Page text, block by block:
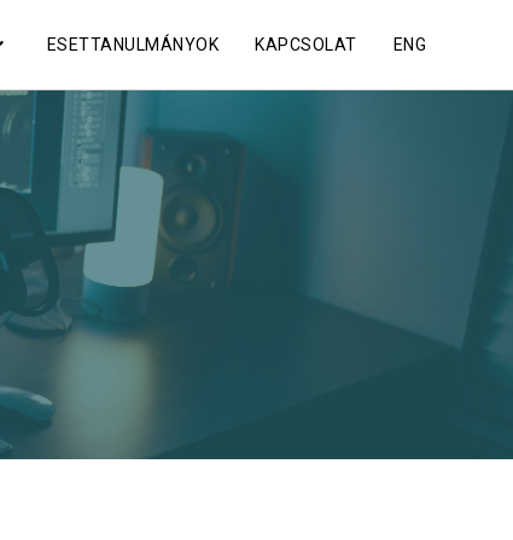
ESETTANULMÁNYOK KAPCSOLAT ENG